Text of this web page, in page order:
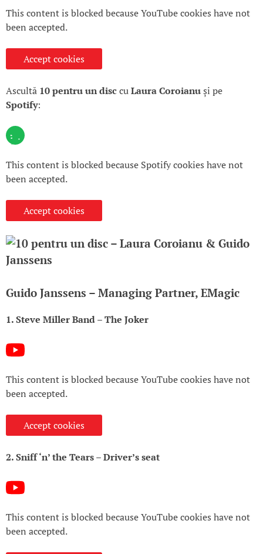
This content is blocked because YouTube cookies have not
been accepted.
Accept cookies
Ascultă 10 pentru un disccuLaura Coroianuși pe
Spotify:
This content is blocked because Spotify cookies have not
been accepted.
Accept cookies
Guido Janssens – Managing Partner, EMagic
1. Steve Miller Band – The Joker
This content is blocked because YouTube cookies have not
been accepted.
Accept cookies
2. Sniff ‘n’ the Tears – Driver’s seat
This content is blocked because YouTube cookies have not
been accepted.